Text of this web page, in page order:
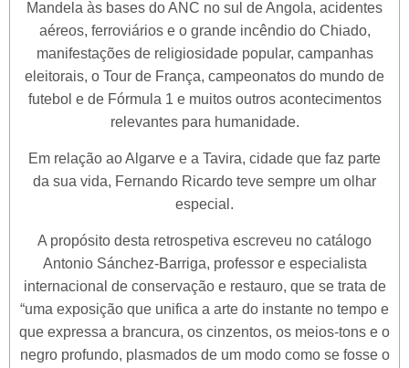
Mandela às bases do ANC no sul de Angola, acidentes
aéreos, ferroviários e o grande incêndio do Chiado,
manifestações de religiosidade popular, campanhas
eleitorais, o Tour de França, campeonatos do mundo de
futebol e de Fórmula 1 e muitos outros acontecimentos
relevantes para humanidade.
Em relação ao Algarve e a Tavira, cidade que faz parte
da sua vida, Fernando Ricardo teve sempre um olhar
especial.
A propósito desta retrospetiva escreveu no catálogo
Antonio Sánchez-Barriga, professor e especialista
internacional de conservação e restauro, que se trata de
“uma exposição que unifica a arte do instante no tempo e
que expressa a brancura, os cinzentos, os meios-tons e o
negro profundo, plasmados de um modo como se fosse o